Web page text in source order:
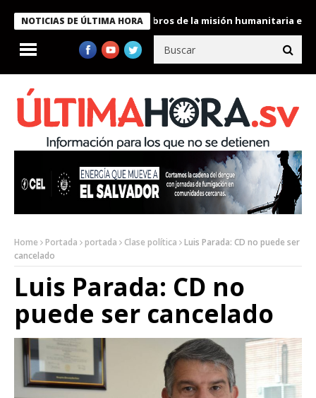
NOTICIAS DE ÚLTIMA HORA
Bukele condecora a miembros de la misión humanitaria enviada
Home Portada portada Clase política
Luis Parada: CD no puede ser
cancelado
Luis Parada: CD no
puede ser cancelado